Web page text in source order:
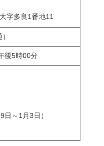
字多良1番地11
5時00分
日～1月3日）